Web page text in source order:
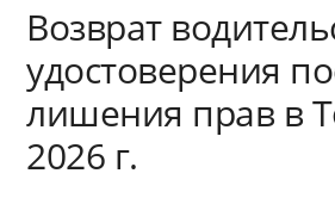
Возврат
удостоверения
лишения прав в
2026 г.